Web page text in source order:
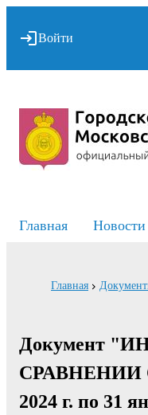
Войти
Главная Новости
Главная
Документ
СРАВНЕНИИ
2024 г. по 31